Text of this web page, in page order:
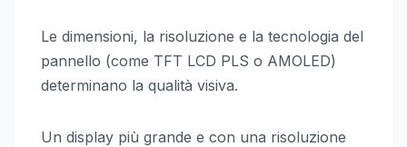
Le dimensioni, la risoluzione e la tecnologia del
pannello (come TFT LCD PLS o AMOLED)
determinano la qualità visiva.
Un display più grande e con una risoluzione